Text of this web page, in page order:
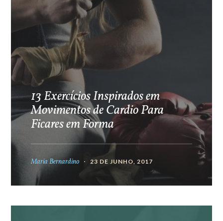
13 Exercícios Inspirados em
Movimentos de Cardio Para
Ficares em Forma
Maria Bernardino 23 DE JUNHO, 2017